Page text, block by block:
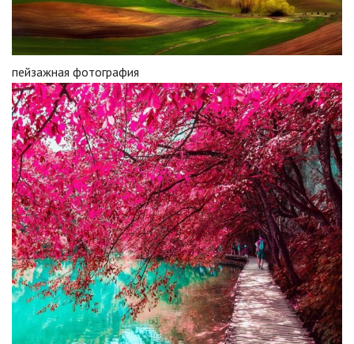
пейзажная фотография